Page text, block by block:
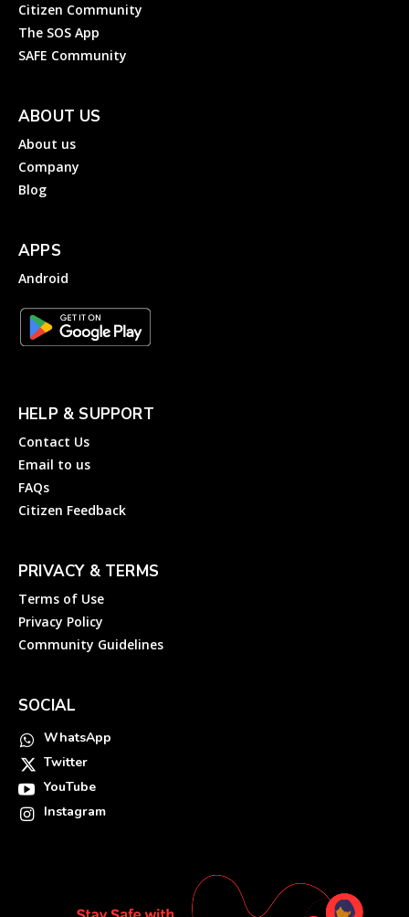
Citizen Community
The SOS App
SAFE Community
ABOUT US
About us
Company
Blog
APPS
Android
HELP & SUPPORT
Contact Us
Email to us
FAQs
Citizen Feedback
PRIVACY & TERMS
Terms of Use
Privacy Policy
Community Guidelines
SOCIAL
WhatsApp
Twitter
YouTube
Instagram